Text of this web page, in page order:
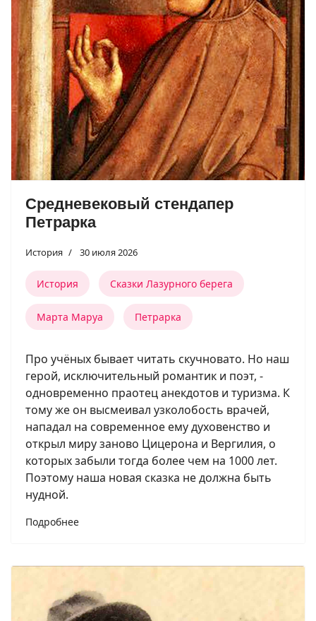
Средневековый стендапер
Петрарка
История 30 июля 2026
История Сказки Лазурного берега
Марта Маруа Петрарка
Про учёных бывает читать скучновато. Но наш
герой, исключительный романтик и поэт, -
одновременно праотец анекдотов и туризма. К
тому же он высмеивал узколобость врачей,
нападал на современное ему духовенство и
открыл миру заново Цицерона и Вергилия, о
которых забыли тогда более чем на 1000 лет.
Поэтому наша новая сказка не должна быть
нудной.
Подробнее